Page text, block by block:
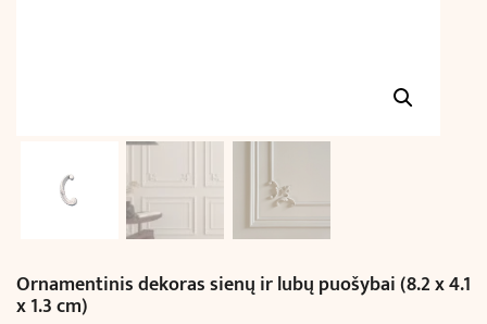
Ornamentinis dekoras sienų ir lubų puošybai (8.2 x 4.1
x 1.3 cm)